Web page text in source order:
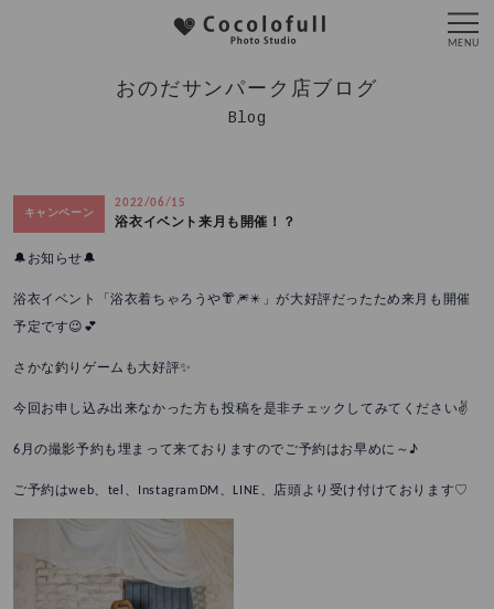
おのだサンパーク店ブログ
Blog
キャンペーン
2022/06/15
浴衣イベント来月も開催！？
🔔お知らせ🔔
浴衣イベント「浴衣着ちゃろうや👘🎆✴️」が大好評だったため来月も開催
予定です😉💕
さかな釣りゲームも大好評✨
今回お申し込み出来なかった方も投稿を是非チェックしてみてください✌️
6月の撮影予約も埋まって来ておりますのでご予約はお早めに～♪
ご予約はweb、tel、InstagramDM、LINE、店頭より受け付けております♡